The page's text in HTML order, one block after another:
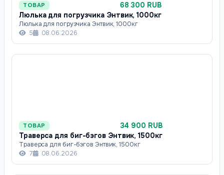
ТОВАР
68 300 RUB
Люлька для погрузчика Энтвик, 1000кг
Люлька для погрузчика Энтвик, 1000кг
5
08.06.2026
ТОВАР
34 900 RUB
Траверса для биг-бэгов Энтвик, 1500кг
Траверса для биг-бэгов Энтвик, 1500кг
7
08.06.2026